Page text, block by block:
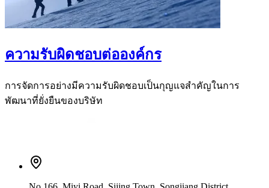
ความรับผิดชอบต่อองค์กร
การจัดการอย่างมีความรับผิดชอบเป็นกุญแจสำคัญในการ
พัฒนาที่ยั่งยืนของบริษัท